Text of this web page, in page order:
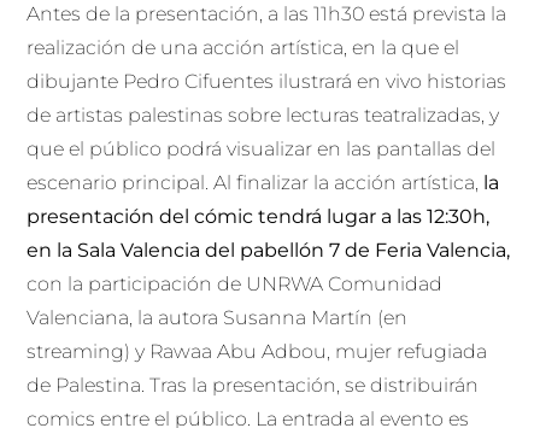
Antes de la presentación, a las 11h30 está prevista la
realización de una acción artística, en la que el
dibujante Pedro Cifuentes ilustrará en vivo historias
de artistas palestinas sobre lecturas teatralizadas, y
que el público podrá visualizar en las pantallas del
escenario principal. Al finalizar la acción artística, la
presentación del cómic tendrá lugar a las 12:30h,
en la Sala Valencia del pabellón 7 de Feria Valencia,
con la participación de UNRWA Comunidad
Valenciana, la autora Susanna Martín (en
streaming) y Rawaa Abu Adbou, mujer refugiada
de Palestina. Tras la presentación, se distribuirán
comics entre el público. La entrada al evento es